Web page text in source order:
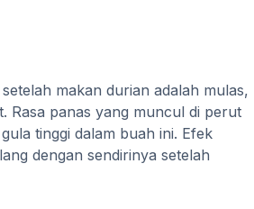
makan durian adalah mulas,
Rasa panas yang muncul di perut
tinggi dalam buah ini. Efek
dengan sendirinya setelah